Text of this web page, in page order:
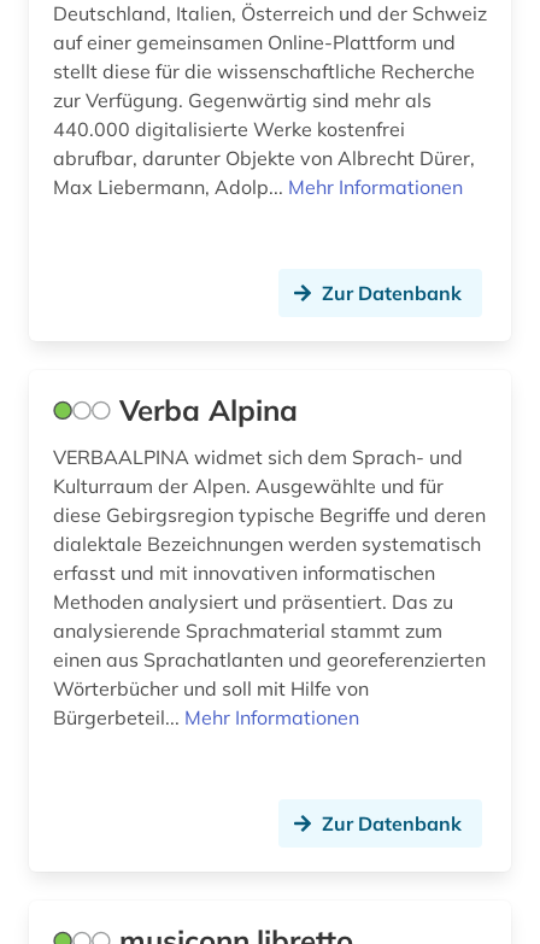
mailand (1)
malerei (1)
marke (1)
marxismus (1)
minderheitensprachen (1)
mittelalter (3)
mitteleuropa (2)
monetäre statistik (1)
morphologie (1)
musik (2)
musikethnologie (1)
Deutschland, Italien, Österreich und der Schweiz
auf einer gemeinsamen Online-Plattform und
stellt diese für die wissenschaftliche Recherche
zur Verfügung. Gegenwärtig sind mehr als
440.000 digitalisierte Werke kostenfrei
abrufbar, darunter Objekte von Albrecht Dürer,
Max Liebermann, Adolp... Mehr Informationen
Zur Datenbank
Verba Alpina
VERBAALPINA widmet sich dem Sprach- und
Kulturraum der Alpen. Ausgewählte und für
diese Gebirgsregion typische Begriffe und deren
dialektale Bezeichnungen werden systematisch
erfasst und mit innovativen informatischen
Methoden analysiert und präsentiert. Das zu
analysierende Sprachmaterial stammt zum
einen aus Sprachatlanten und georeferenzierten
Wörterbücher und soll mit Hilfe von
Bürgerbeteil... Mehr Informationen
Zur Datenbank